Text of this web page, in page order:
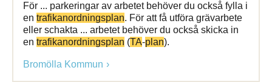
För ... parkeringar av arbetet behöver du också fylla i
en trafikanordningsplan. För att få utföra grävarbete
eller schakta ... arbetet behöver du också skicka in
en trafikanordningsplan (TA-plan).
Bromölla Kommun